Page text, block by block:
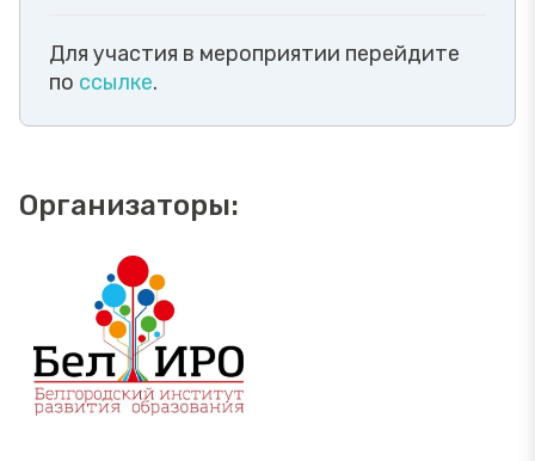
Для участия в мероприятии перейдите
по ссылке.
Организаторы: